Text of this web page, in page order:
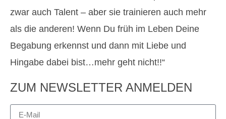
zwar auch Talent – aber sie trainieren auch mehr
als die anderen! Wenn Du früh im Leben Deine
Begabung erkennst und dann mit Liebe und
Hingabe dabei bist…mehr geht nicht!!“
ZUM NEWSLETTER ANMELDEN